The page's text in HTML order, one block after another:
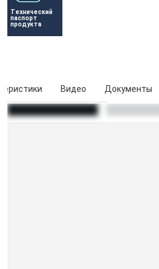
Технический
паспорт
продукта
Видео Документы